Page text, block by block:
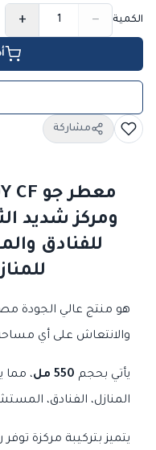
الكمية −
+
مشاركة
ومركز شديد
للفنادق
للمنازل
هو منتج عالي الجودة
والانتعاش على أي
يأتي بحجم 550 مل
، مما
المنازل، الفنادق،
يتميز بتركيبة مركزة